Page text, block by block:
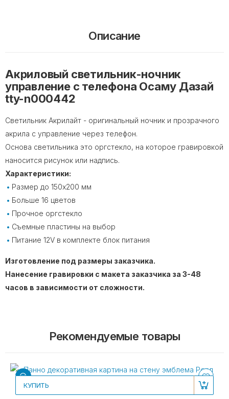
Описание
Акриловый светильник-ночник
управление с телефона Осаму Дазай
tty-n000442
Светильник Акрилайт - оригинальный ночник и прозрачного
акрила с управление через телефон.
Основа светильника это оргстекло, на которое гравировкой
наносится рисунок или надпись.
Характеристики:
Размер до 150х200 мм
Больше 16 цветов
Прочное оргстекло
Съемные пластины на выбор
Питание 12V в комплекте блок питания⠀
Изготовление под размеры заказчика.
Нанесение гравировки с макета заказчика за 3-48
часов в зависимости от сложности.
Рекомендуемые товары
КУПИТЬ